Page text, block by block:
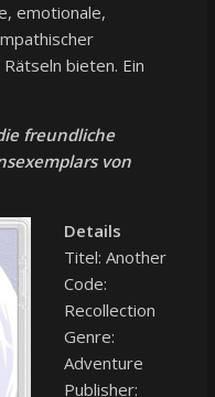
emotionale,
bieten. Ein
freundliche
von
Details
Titel: Another
Code:
Recollection
Genre:
Adventure
Publisher: